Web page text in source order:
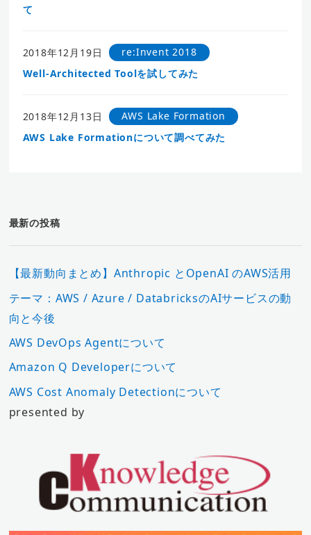
て
2018年12月19日
re:Invent 2018
Well-Architected Toolを試してみた
2018年12月13日
AWS Lake Formation
AWS Lake Formationについて調べてみた
最新の投稿
【最新動向まとめ】Anthropic とOpenAI のAWS活用
テーマ：AWS / Azure / DatabricksのAIサービスの動
向と今後
AWS DevOps Agentについて
Amazon Q Developerについて
AWS Cost Anomaly Detectionについて
presented by